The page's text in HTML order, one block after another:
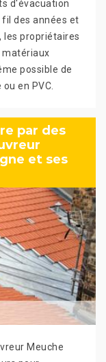
d'évacuation
des années et
les propriétaires
matériaux
possible de
en PVC.
par des
et ses
Meuche